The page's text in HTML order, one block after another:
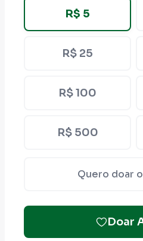
R$ 5
R$ 25
R$ 100
R$ 500
Quero doar
Doar